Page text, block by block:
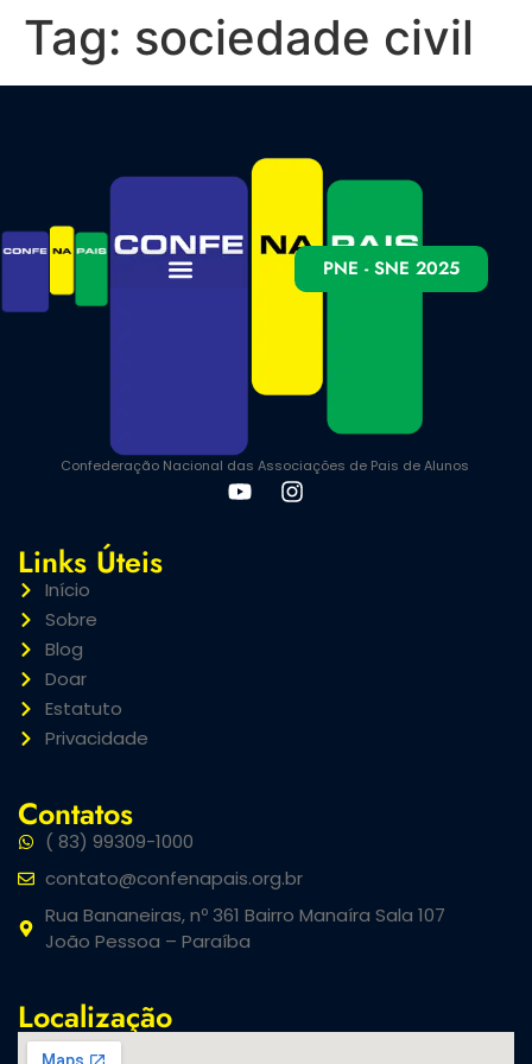
PNE - SNE 2025
Tag: sociedade civil
Confederação Nacional das Associações de Pais de Alunos
Links Úteis
Início
Sobre
Blog
Doar
Estatuto
Privacidade
Contatos
( 83) 99309-1000
contato@confenapais.org.br
Rua Bananeiras, nº 361 Bairro Manaíra Sala 107
João Pessoa – Paraíba
Localização